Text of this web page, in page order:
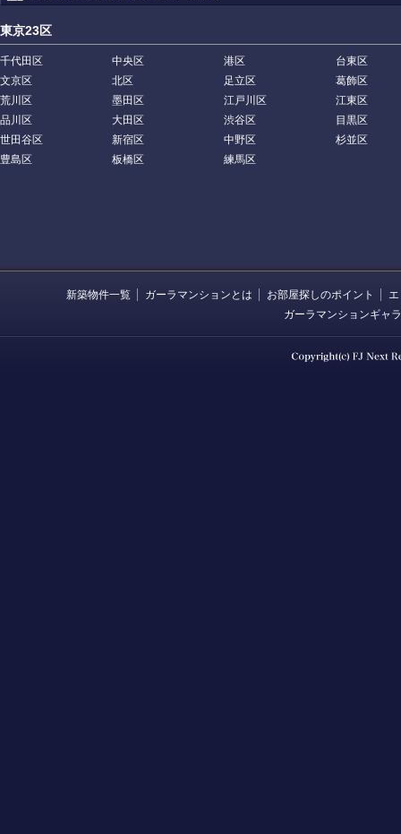
東京23区
千代田区 中央区 港区
台東区
文京区
北区 足立区
葛飾区
荒川区
墨田区 江戸川区
江東区
品川区
大田区 渋谷区
目黒区
世田谷区
新宿区 中野区
杉並区
豊島区
板橋区 練馬区
新築物件一覧 ガーラマンションとは お部屋探しのポイント
ガーラマンションギャ